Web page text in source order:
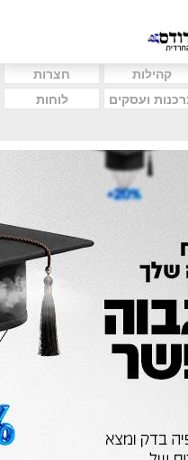
קהילות
חצרות
ועסקים
לוחות